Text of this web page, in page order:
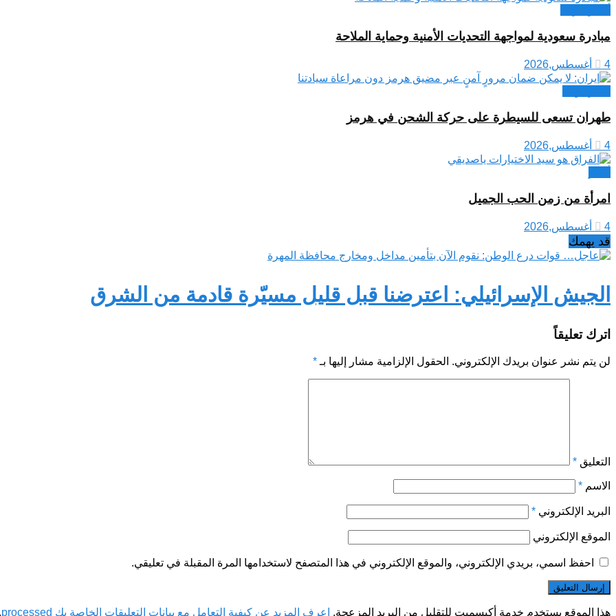
مبادرة سعودية لمواجهة التحديات الأمنية وحماية الملاحة
4 أغسطس,2026
طهران تسعى للسيطرة على حركة الشحن في هرمز
4 أغسطس,2026
امرأة من زمن الحب الجميل
4 أغسطس,2026
قد يهمك
الجيش الإسرائيلي: اعترضنا قبل قليل مسيّرة قادمة من الشرق
اترك تعليقاً
لن يتم نشر عنوان بريدك الإلكتروني. الحقول الإلزامية مشار إليها بـ *
التعليق *
الاسم *
البريد الإلكتروني *
الموقع الإلكتروني
احفظ اسمي، بريدي الإلكتروني، والموقع الإلكتروني في هذا المتصفح لاستخدامها المرة المقبلة في تعليقي.
هذا الموقع يستخدم خدمة أكيسميت للتقليل من البريد المزعجة. اعرف المزيد عن كيفية التعامل مع بيانات التعليقات الخاصة بك processed .